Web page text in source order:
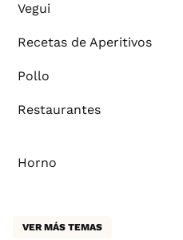
Vegui
Recetas de Aperitivos
Pollo
Restaurantes
Horno
VER MÁS TEMAS